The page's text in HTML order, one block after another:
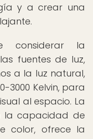
y a crear una
considerar la
fuentes de luz,
a la luz natural,
3000 Kelvin, para
al espacio. La
la capacidad de
color, ofrece la